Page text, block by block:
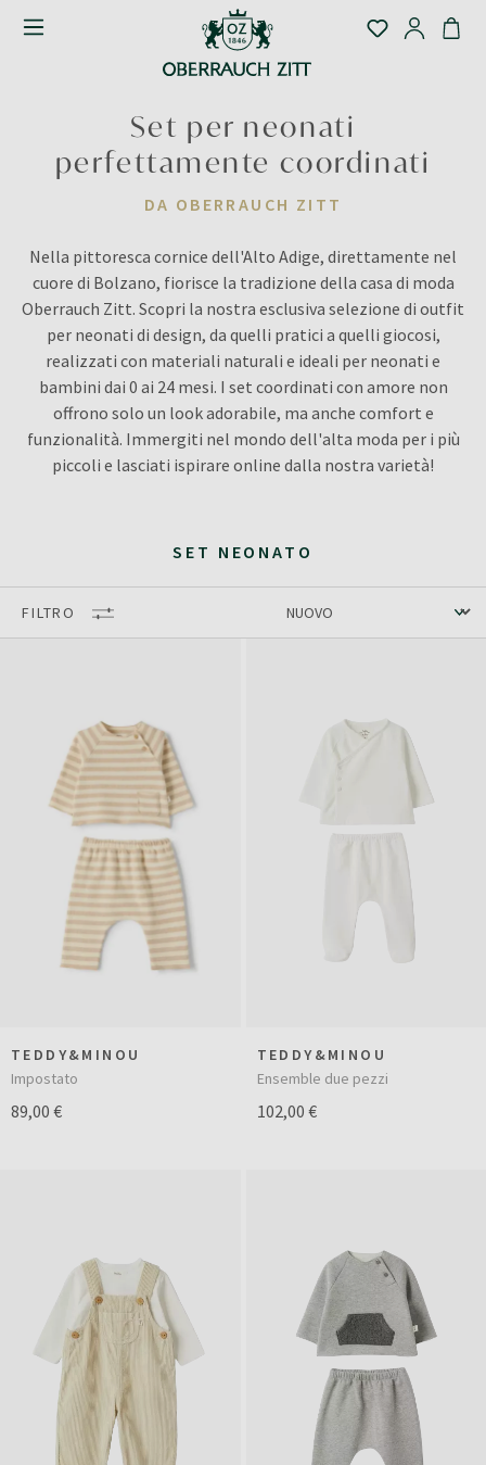
Set per neonati
perfettamente coordinati
DA OBERRAUCH ZITT
Nella pittoresca cornice dell'Alto Adige, direttamente nel
cuore di Bolzano, fiorisce la tradizione della casa di moda
Oberrauch Zitt. Scopri la nostra esclusiva selezione di outfit
per neonati di design, da quelli pratici a quelli giocosi,
realizzati con materiali naturali e ideali per neonati e
bambini dai 0 ai 24 mesi. I set coordinati con amore non
offrono solo un look adorabile, ma anche comfort e
funzionalità. Immergiti nel mondo dell'alta moda per i più
piccoli e lasciati ispirare online dalla nostra varietà!
SET NEONATO
FILTRO
TEDDY&MINOU
Impostato
89,00 €
TEDDY&MINOU
Ensemble due pezzi
102,00 €